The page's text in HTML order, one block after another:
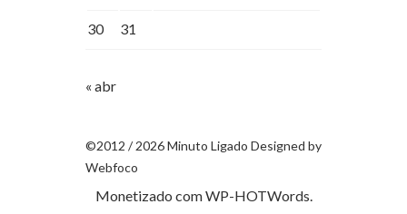
30 31
« abr
©2012 / 2026 Minuto Ligado Designed by
Webfoco
Monetizado comWP-HOTWords.